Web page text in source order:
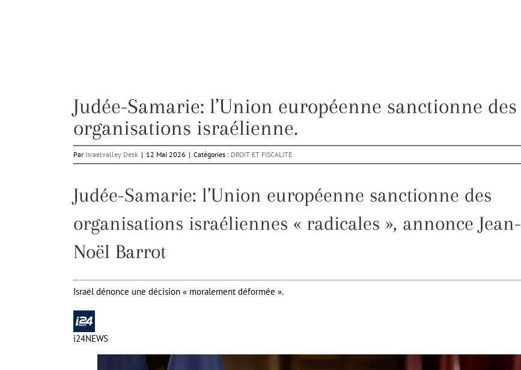
Judée-Samarie: l’Union européenne sanctionne des
organisations israélienne.
Par Israelvalley Desk | 12 Mai 2026 | Catégories : DROIT ET FISCALITE
Judée-Samarie: l’Union européenne sanctionne des
organisations israéliennes « radicales », annonce Jean-
Noël Barrot
Israël dénonce une décision « moralement déformée ».
i24NEWS